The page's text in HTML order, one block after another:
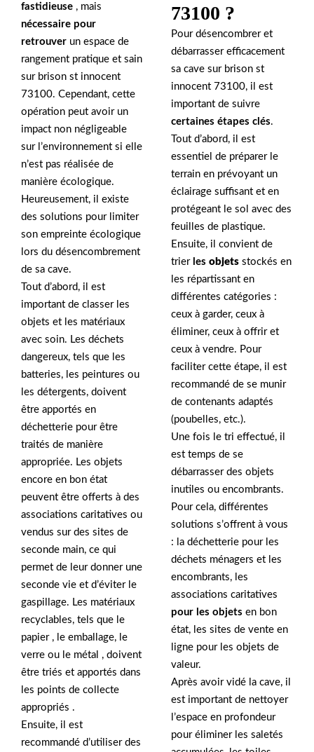
fastidieuse , mais
nécessaire pour
retrouver un espace de
rangement pratique et sain
sur brison st innocent
73100. Cependant, cette
opération peut avoir un
impact non négligeable
sur l’environnement si elle
n’est pas réalisée de
manière écologique.
Heureusement, il existe
des solutions pour limiter
son empreinte écologique
lors du désencombrement
de sa cave.
Tout d’abord, il est
important de classer les
objets et les matériaux
avec soin. Les déchets
dangereux, tels que les
batteries, les peintures ou
les détergents, doivent
être apportés en
déchetterie pour être
traités de manière
appropriée. Les objets
encore en bon état
peuvent être offerts à des
associations caritatives ou
vendus sur des sites de
seconde main, ce qui
permet de leur donner une
seconde vie et d’éviter le
gaspillage. Les matériaux
recyclables, tels que le
papier , le emballage, le
verre ou le métal , doivent
être triés et apportés dans
les points de collecte
appropriés .
Ensuite, il est
recommandé d’utiliser des
73100 ?
Pour désencombrer et
débarrasser efficacement
sa cave sur brison st
innocent 73100, il est
important de suivre
certaines étapes clés.
Tout d’abord, il est
essentiel de préparer le
terrain en prévoyant un
éclairage suffisant et en
protégeant le sol avec des
feuilles de plastique.
Ensuite, il convient de
trier les objets stockés en
les répartissant en
différentes catégories :
ceux à garder, ceux à
éliminer, ceux à offrir et
ceux à vendre. Pour
faciliter cette étape, il est
recommandé de se munir
de contenants adaptés
(poubelles, etc.).
Une fois le tri effectué, il
est temps de se
débarrasser des objets
inutiles ou encombrants.
Pour cela, différentes
solutions s’offrent à vous
: la déchetterie pour les
déchets ménagers et les
encombrants, les
associations caritatives
pour les objets en bon
état, les sites de vente en
ligne pour les objets de
valeur.
Après avoir vidé la cave, il
est important de nettoyer
l’espace en profondeur
pour éliminer les saletés